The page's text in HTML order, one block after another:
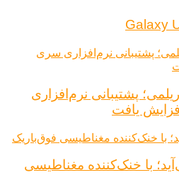
پشتیبانی نرم‌افزاری
با خنک‌کننده مغناطیسی